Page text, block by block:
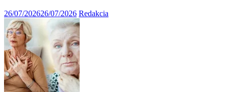
26/07/202626/07/2026 Redakcia